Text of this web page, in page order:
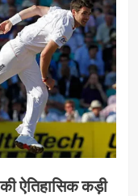
ऐतिहासिक कड़ी